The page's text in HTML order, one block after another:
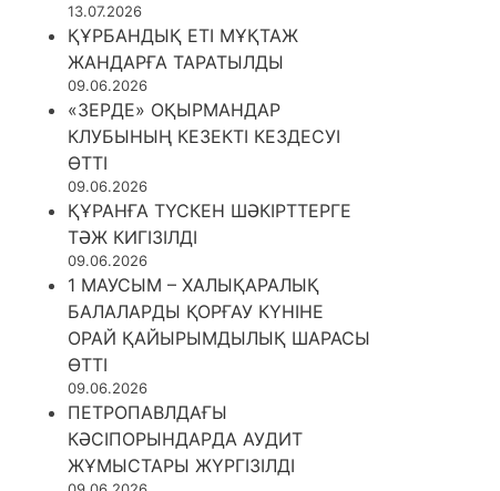
13.07.2026
ҚҰРБАНДЫҚ ЕТІ МҰҚТАЖ
ЖАНДАРҒА ТАРАТЫЛДЫ
09.06.2026
«ЗЕРДЕ» ОҚЫРМАНДАР
КЛУБЫНЫҢ КЕЗЕКТІ КЕЗДЕСУІ
ӨТТІ
09.06.2026
ҚҰРАНҒА ТҮСКЕН ШӘКІРТТЕРГЕ
ТӘЖ КИГІЗІЛДІ
09.06.2026
1 МАУСЫМ – ХАЛЫҚАРАЛЫҚ
БАЛАЛАРДЫ ҚОРҒАУ КҮНІНЕ
ОРАЙ ҚАЙЫРЫМДЫЛЫҚ ШАРАСЫ
ӨТТІ
09.06.2026
ПЕТРОПАВЛДАҒЫ
КӘСІПОРЫНДАРДА АУДИТ
ЖҰМЫСТАРЫ ЖҮРГІЗІЛДІ